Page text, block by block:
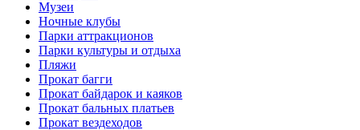
Музеи
Ночные клубы
Парки аттракционов
Парки культуры и отдыха
Пляжи
Прокат багги
Прокат байдарок и каяков
Прокат бальных платьев
Прокат вездеходов